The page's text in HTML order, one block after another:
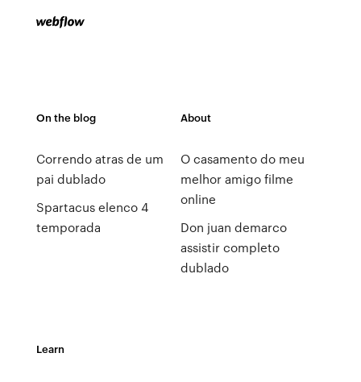
On the blog
Correndo atras de um
pai dublado
Spartacus elenco 4
temporada
About
O casamento do meu
melhor amigo filme
online
Don juan demarco
assistir completo
dublado
Learn